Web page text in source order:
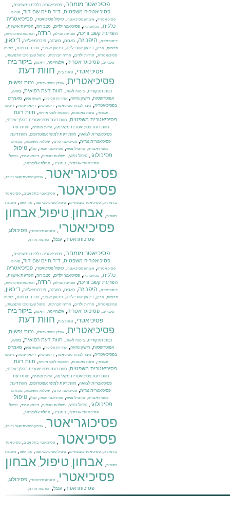
פסיכיאטר מומחה, פסיכיאטריה כללית ומשפטית,
פסיכיאטריה משפטית, ד"ר חיים שם דוד, פורום
פסיכיאטריה,איבחון פסיכיאטרי,טיפול פסיכיאטרי,פסיכיאטריה
כללית, סכיזופרניה, פסיכיאטר ילדים, מצב רוח, הפרעת אישיות,
הפרעת קשב וריכוז, הפרעת אכילה, חרדה, הפרעות פסיכוטיות,
דיסוציאציה, היפנוזה, כאבים, מיגרנה, פיברומיאלגיה, דיכאון,
תרופות,הריון,דיכאון אחרי לידה,דיכאון אטיפי,חרדת בחינות,בחינה
פסיכומטרית, חרדות ילדים, חרדה חברתית,טיפול קוגניטיבי התנהגותי,
כאבי גב,פסיכוגריאטריה,אלצהיימר,דיאטה,ביקור בית
פסיכיאטרי, טיפול בית, חוות דעת
פסיכיאטרית, אובדן כושר עבודה, נכות נפשית,
נכות תפקודית,ביטוח לאומי, חוות דעת רפואית,צוואה,
אפוטרופסות, רישיון נהיגה, אחריות פלילית, תשוש נפש, מאמרים
בפסיכיאטריה,כיצד לבחור פסיכיאטר,דיסטימיה,דיכאון עונתי,דיכאון
תגובתי,טיפול באומנות,תופעות לוואי מיניות, חוות דעת
פסיכיאטרית משפטית,חוות דעת פסיכיאטרית בהליך אזרחי,
חוות דעת פסיכיאטרית משלימה, עדות מומחה, חוות דעת
פסיכיאטרית לצוואה,חוות דעת למינוי אפוטרופוס,חוות דעת
פסיכיאטרית נגדית,פסיכיאטר פרטי,שאלות ותשובות,מונחים
בפסיכיאטריה,פרופיל נפשי,פסיכיאטר צבאי,קב"ן,טיפול
פסיכולוגי, טיפול נפשי, רשלנות רפואית, דיכאון עמיד, טיפול
פסיכיאטרי אגרסיבי,דמנציה, מחלת אלצהיימר,
פסיכוגריאטר, אבחון הפרעת קשב וריכוז,
פסיכיאטר, פסיכיאטר בתל אביב, פסיכיאטר
ברמת גן, פסיכיאטר בגבעתיים, טיפול פסיכולוגי קצר, צור קשר, היפנוזה
רפואית, אבחון, טיפול, אבחון
פסיכיאטרי, טיפולפסיכיאטרי, פסיכולוג,
פסיכותראפיה, ענבל, הפרעות חרדה,
פסיכיאטר מומחה, פסיכיאטריה כללית ומשפטית,
פסיכיאטריה משפטית, ד"ר חיים שם דוד, פורום
פסיכיאטריה,איבחון פסיכיאטרי,טיפול פסיכיאטרי,פסיכיאטריה
כללית, סכיזופרניה, פסיכיאטר ילדים, מצב רוח, הפרעת אישיות,
הפרעת קשב וריכוז, הפרעת אכילה, חרדה, הפרעות פסיכוטיות,
דיסוציאציה, היפנוזה, כאבים, מיגרנה, פיברומיאלגיה, דיכאון,
תרופות,הריון,דיכאון אחרי לידה,דיכאון אטיפי,חרדת בחינות,בחינה
פסיכומטרית, חרדות ילדים, חרדה חברתית,טיפול קוגניטיבי התנהגותי,
כאבי גב,פסיכוגריאטריה,אלצהיימר,דיאטה,ביקור בית
פסיכיאטרי, טיפול בית, חוות דעת
פסיכיאטרית, אובדן כושר עבודה, נכות נפשית,
נכות תפקודית,ביטוח לאומי, חוות דעת רפואית,צוואה,
אפוטרופסות, רישיון נהיגה, אחריות פלילית, תשוש נפש, מאמרים
בפסיכיאטריה,כיצד לבחור פסיכיאטר,דיסטימיה,דיכאון עונתי,דיכאון
תגובתי,טיפול באומנות,תופעות לוואי מיניות, חוות דעת
פסיכיאטרית משפטית,חוות דעת פסיכיאטרית בהליך אזרחי,
חוות דעת פסיכיאטרית משלימה, עדות מומחה, חוות דעת
פסיכיאטרית לצוואה,חוות דעת למינוי אפוטרופוס,חוות דעת
פסיכיאטרית נגדית,פסיכיאטר פרטי,שאלות ותשובות,מונחים
בפסיכיאטריה,פרופיל נפשי,פסיכיאטר צבאי,קב"ן,טיפול
פסיכולוגי, טיפול נפשי, רשלנות רפואית, דיכאון עמיד, טיפול
פסיכיאטרי אגרסיבי,דמנציה, מחלת אלצהיימר,
פסיכוגריאטר, אבחון הפרעת קשב וריכוז,
פסיכיאטר, פסיכיאטר בתל אביב, פסיכיאטר
ברמת גן, פסיכיאטר בגבעתיים, טיפול פסיכולוגי קצר, צור קשר, היפנוזה
רפואית, אבחון, טיפול, אבחון
פסיכיאטרי, טיפולפסיכיאטרי, פסיכולוג,
פסיכותראפיה, ענבל, הפרעות חרדה,